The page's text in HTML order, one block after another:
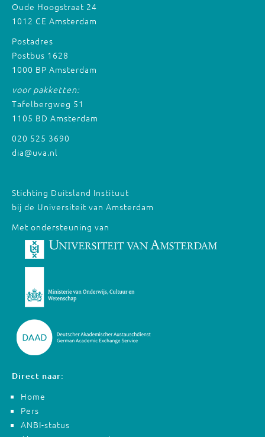
Oude Hoogstraat 24
1012 CE Amsterdam
Postadres
Postbus 1628
1000 BP Amsterdam
voor pakketten:
Tafelbergweg 51
1105 BD Amsterdam
020 525 3690
dia@uva.nl
Stichting Duitsland Instituut
bij de Universiteit van Amsterdam
Met ondersteuning van
Direct naar:
Home
Pers
ANBI-status